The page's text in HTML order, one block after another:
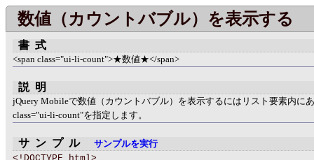
数値（カウントバブル）を表示する
書式
<span class="ui-li-count">★数値★</span>
説明
jQuery Mobileで数値（カウントバブル）を表示するにはリスト要素内に
class="ui-li-count"を指定します。
サンプル サンプルを実行